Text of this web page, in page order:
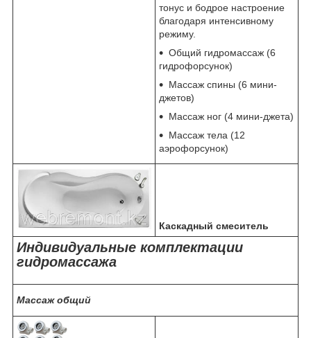
тонус и бодрое настроение
благодаря интенсивному
режиму.
Общий гидромассаж (6
гидрофорсунок)
Массаж спины (6 мини-
джетов)
Массаж ног (4 мини-джета)
Массаж тела (12
аэрофорсунок)
Каскадный смеситель
Индивидуальные комплектации
гидромассажа
Массаж общий